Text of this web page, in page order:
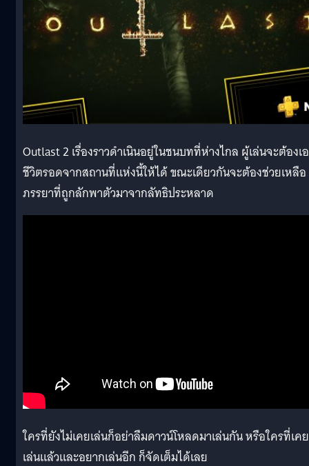
Outlast 2 เรื่องราวดำเนินอยู่ในชนบทที่ห่างไกล ผู้เล่นจะต้องเ
ชีวิตรอดจากสถานที่แห่งนี้ให้ได้ ขณะเดียวกันจะต้องช่วยเหลือ
ภรรยาที่ถูกลักพาตัวมาจากลัทธิประหลาด
ใครที่ยังไม่เคยเล่นก็อย่าลืมดาวน์โหลดมาเล่นกัน หรือใครที่เคย
เล่นแล้วและอยากเล่นอีก ก็จัดเต็มได้เลย